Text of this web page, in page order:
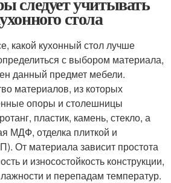
стола
какой кухонный стол лучше
с выбором материала,
данный предмет мебели.
материалов, из которых
опоры и столешницы
пластик, камень, стекло, а
МДФ, отделка плиткой и
От материала зависит простота
и износостойкость конструкции,
и перепадам температур.